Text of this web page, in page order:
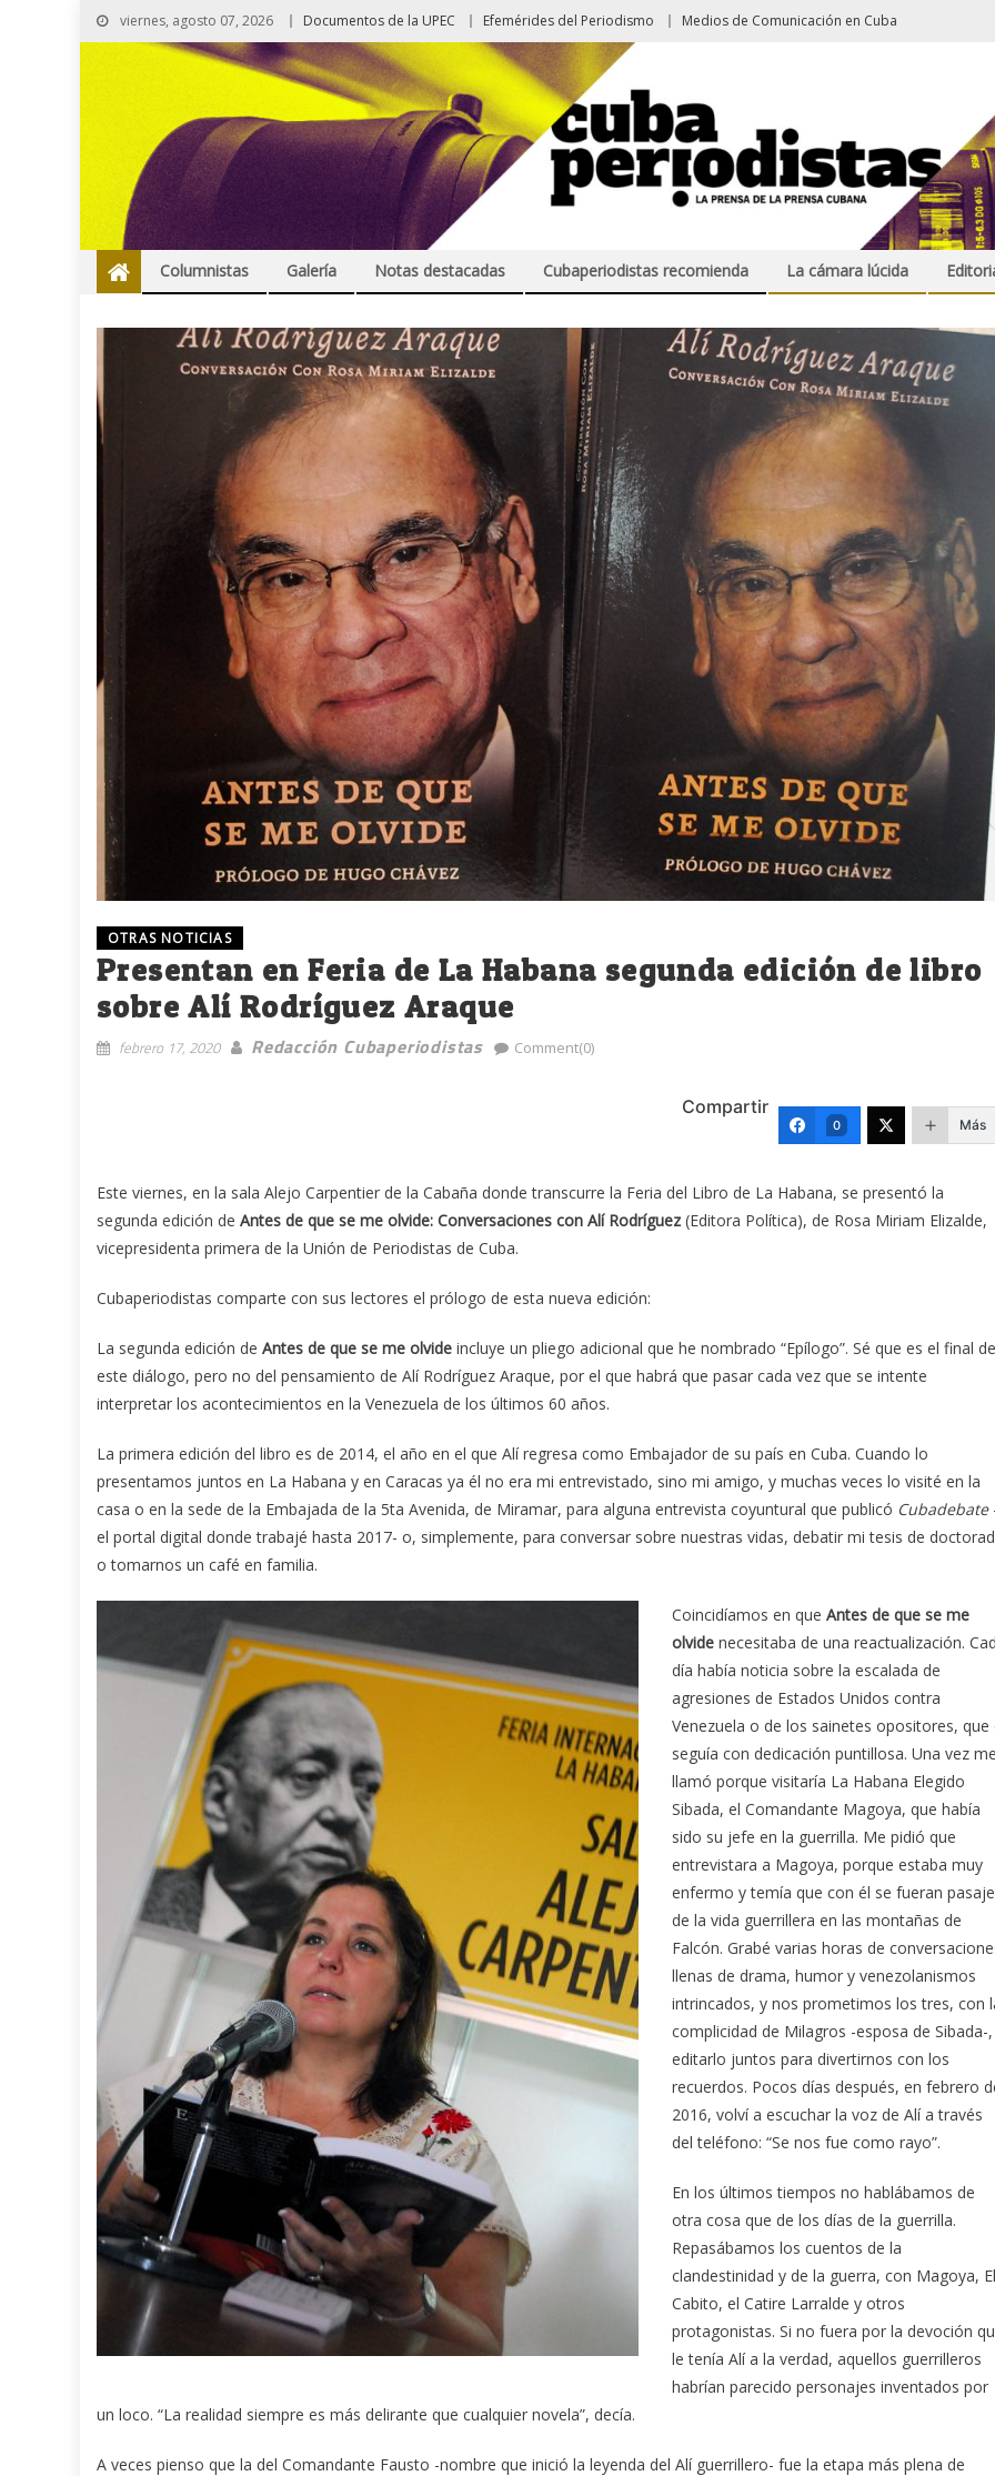
viernes, agosto 07, 2026 Documentos de la UPEC Efemérides del Periodismo Medios de Comunicación en Cuba
Columnistas Galería Notas destacadas Cubaperiodistas recomienda La cámara lúcida
OTRAS NOTICIAS
Presentan en Feria de La Habana segunda edición de libro
sobre Alí Rodríguez Araque
febrero 17, 2020 Redacción Cubaperiodistas Comment(0)
Compartir
0 Más
Este viernes, en la sala Alejo Carpentier de la Cabaña donde transcurre la Feria del Libro de La Habana, se presentó la
segunda edición de Antes de que se me olvide: Conversaciones con Alí Rodríguez(Editora Política), de Rosa Miriam Elizalde,
vicepresidenta primera de la Unión de Periodistas de Cuba.
Cubaperiodistas comparte con sus lectores el prólogo de esta nueva edición:
La segunda edición de Antes de que se me olvide incluye un pliego adicional que he nombrado “Epílogo”. Sé que es el final de
este diálogo, pero no del pensamiento de Alí Rodríguez Araque, por el que habrá que pasar cada vez que se intente
interpretar los acontecimientos en la Venezuela de los últimos 60 años.
La primera edición del libro es de 2014, el año en el que Alí regresa como Embajador de su país en Cuba. Cuando lo
presentamos juntos en La Habana y en Caracas ya él no era mi entrevistado, sino mi amigo, y muchas veces lo visité en la
casa o en la sede de la Embajada de la 5ta Avenida, de Miramar, para alguna entrevista coyuntural que publicó Cubadebate
el portal digital donde trabajé hasta 2017- o, simplemente, para conversar sobre nuestras vidas, debatir mi tesis de
o tomarnos un café en familia.
Coincidíamos en que Antes de que se me
olvide necesitaba de una reactualización.
día había noticia sobre la escalada de
agresiones de Estados Unidos contra
Venezuela o de los sainetes opositores, que
seguía con dedicación puntillosa. Una vez
llamó porque visitaría La Habana Elegido
Sibada, el Comandante Magoya, que había
sido su jefe en la guerrilla. Me pidió que
entrevistara a Magoya, porque estaba muy
enfermo y temía que con él se fueran
de la vida guerrillera en las montañas de
Falcón. Grabé varias horas de
llenas de drama, humor y venezolanismos
intrincados, y nos prometimos los tres, con
complicidad de Milagros -esposa de Sibada-,
editarlo juntos para divertirnos con los
recuerdos. Pocos días después, en febrero
2016, volví a escuchar la voz de Alí a través
del teléfono: “Se nos fue como rayo”.
En los últimos tiempos no hablábamos de
otra cosa que de los días de la guerrilla.
Repasábamos los cuentos de la
clandestinidad y de la guerra, con Magoya, El
Cabito, el Catire Larralde y otros
protagonistas. Si no fuera por la devoción
le tenía Alí a la verdad, aquellos guerrilleros
habrían parecido personajes inventados por
un loco. “La realidad siempre es más delirante que cualquier novela”, decía.
A veces pienso que la del Comandante Fausto -nombre que inició la leyenda del Alí guerrillero- fue la etapa más plena de